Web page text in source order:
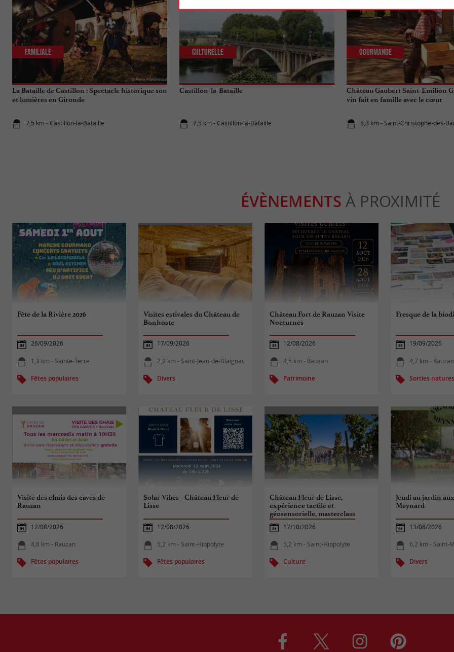
La Bataille de Castillon : Spectacle historique son
et lumières en Gironde
7,5 km - Castillon-la-Bataille
Familiale
Castillon-la-Bataille
7,5 km - Castillon-la-Bataille
Culturelle
Château Gaubert Saint-Emilion
vin fait en famille avec le cœur
8,3 km - Saint-Christophe-des-
Gourmande
ÉVÈNEMENTS À PROXIMITÉ
Fête de la Rivière 2026
26/09/2026
1,3 km - Sainte-Terre
Fêtes populaires
Visites estivales du Château de
Bonhoste
17/09/2026
2,2 km - Saint-Jean-de-Blaignac
Divers
Château Fort de Rauzan Visite
Nocturnes
12/08/2026
4,5 km - Rauzan
Patrimoine
Fresque de la
19/09/2026
4,7 km - Rauzan
Sorties natures
Visite des chais des caves de
Rauzan
12/08/2026
4,8 km - Rauzan
Fêtes populaires
Solar Vibes - Château Fleur de
Lisse
12/08/2026
5,2 km - Saint-Hippolyte
Fêtes populaires
Château Fleur de Lisse,
expérience tactile et
géosensorielle, masterclass
animée par Gabriel Lepousez,
neurobiologiste
17/10/2026
5,2 km - Saint-Hippolyte
Culture
Jeudi au jardin
Meynard
13/08/2026
6,2 km - Saint-
Divers